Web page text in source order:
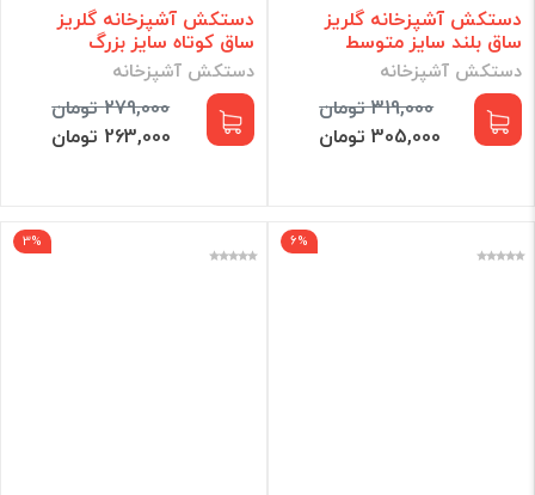
دستکش آشپزخانه گلریز
ساق بلند سایز متوسط
دستکش آشپزخانه
319,000 تومان
305,000 تومان
دستکش آشپزخانه گلریز
ساق کوتاه سایز بزرگ
دستکش آشپزخانه
279,000 تومان
263,000 تومان
6%
3%